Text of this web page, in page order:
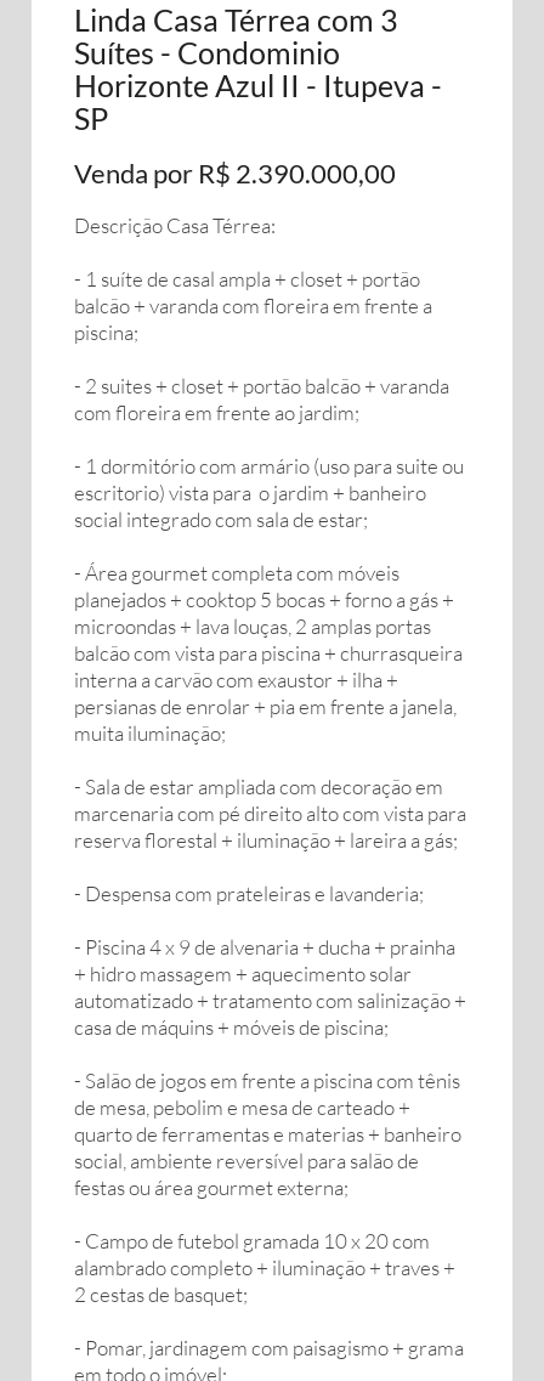
Linda Casa Térrea com 3
Suítes - Condominio
Horizonte Azul II - Itupeva -
SP
Venda por R$ 2.390.000,00
Descrição Casa Térrea:
- 1 suíte de casal ampla + closet + portão
balcão + varanda com floreira em frente a
piscina;
- 2 suites + closet + portão balcão + varanda
com floreira em frente ao jardim;
- 1 dormitório com armário (uso para suite ou
escritorio) vista para o jardim + banheiro
social integrado com sala de estar;
- Área gourmet completa com móveis
planejados + cooktop 5 bocas + forno a gás +
microondas + lava louças, 2 amplas portas
balcão com vista para piscina + churrasqueira
interna a carvão com exaustor + ilha +
persianas de enrolar + pia em frente a janela,
muita iluminação;
- Sala de estar ampliada com decoração em
marcenaria com pé direito alto com vista para
reserva florestal + iluminação + lareira a gás;
- Despensa com prateleiras e lavanderia;
- Piscina 4 x 9 de alvenaria + ducha + prainha
+ hidro massagem + aquecimento solar
automatizado + tratamento com salinização +
casa de máquins + móveis de piscina;
- Salão de jogos em frente a piscina com tênis
de mesa, pebolim e mesa de carteado +
quarto de ferramentas e materias + banheiro
social, ambiente reversível para salão de
festas ou área gourmet externa;
- Campo de futebol gramada 10 x 20 com
alambrado completo + iluminação + traves +
2 cestas de basquet;
- Pomar, jardinagem com paisagismo + grama
em todo o imóvel;